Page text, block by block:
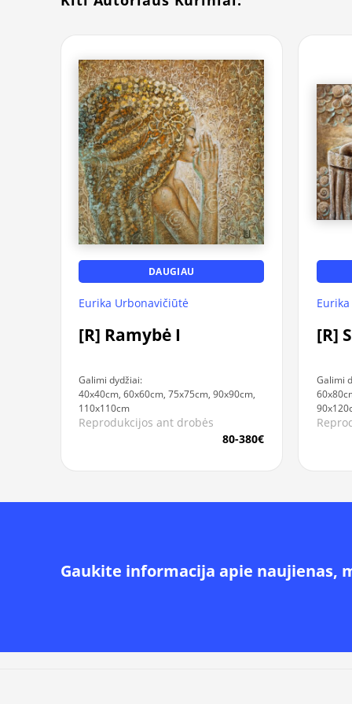
DAUGIAU
Eurika Urbonavičiūtė
[R] Ramybė I
Galimi dydžiai:
40x40cm, 60x60cm, 75x75cm, 90x90cm,
110x110cm
Reprodukcijos ant drobės
80-380€
[R]
Galimi
Gaukite informacija apie naujienas,